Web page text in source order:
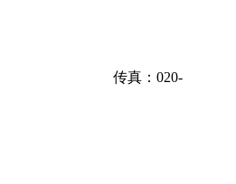
传真：020-